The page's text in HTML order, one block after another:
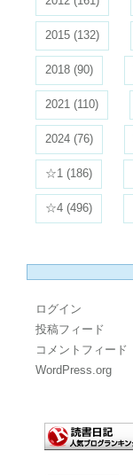
2015 (132)
2018 (90)
2021 (110)
2024 (76)
☆1 (186)
☆4 (496)
ログイン
投稿フィード
コメントフィード
WordPress.org